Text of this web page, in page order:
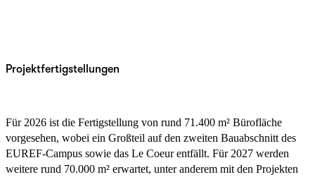
Projektfertigstellungen
Für 2026 ist die Fertigstellung von rund 71.400 m² Bürofläche
vorgesehen, wobei ein Großteil auf den zweiten Bauabschnitt des
EUREF-Campus sowie das Le Coeur entfällt. Für 2027 werden
weitere rund 70.000 m² erwartet, unter anderem mit den Projekten